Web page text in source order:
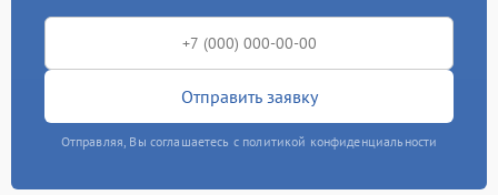
Отправить заявку
Отправляя, Вы соглашаетесь с политикой конфиденциальности